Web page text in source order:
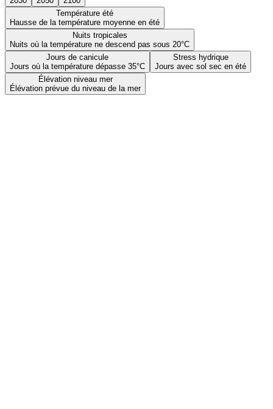
Température été
Hausse de la température moyenne en été
Nuits tropicales
Nuits où la température ne descend pas sous 20°C
Jours de canicule
Jours où la température dépasse 35°C
Stress hydrique
Jours avec sol sec en été
Élévation niveau mer
Élévation prévue du niveau de la mer